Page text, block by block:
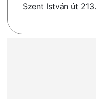
Szent István út 213.